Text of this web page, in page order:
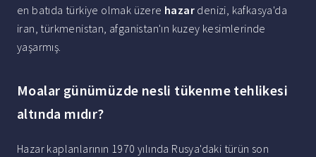
en batıda türkiye olmak üzere hazar denizi, kafkasya'da
iran, türkmenistan, afganistan'ın kuzey kesimlerinde
yaşarmış.
Moalar günümüzde nesli tükenme tehlikesi
altında mıdır?
Hazar kaplanlarının 1970 yılında Rusya'daki türün son